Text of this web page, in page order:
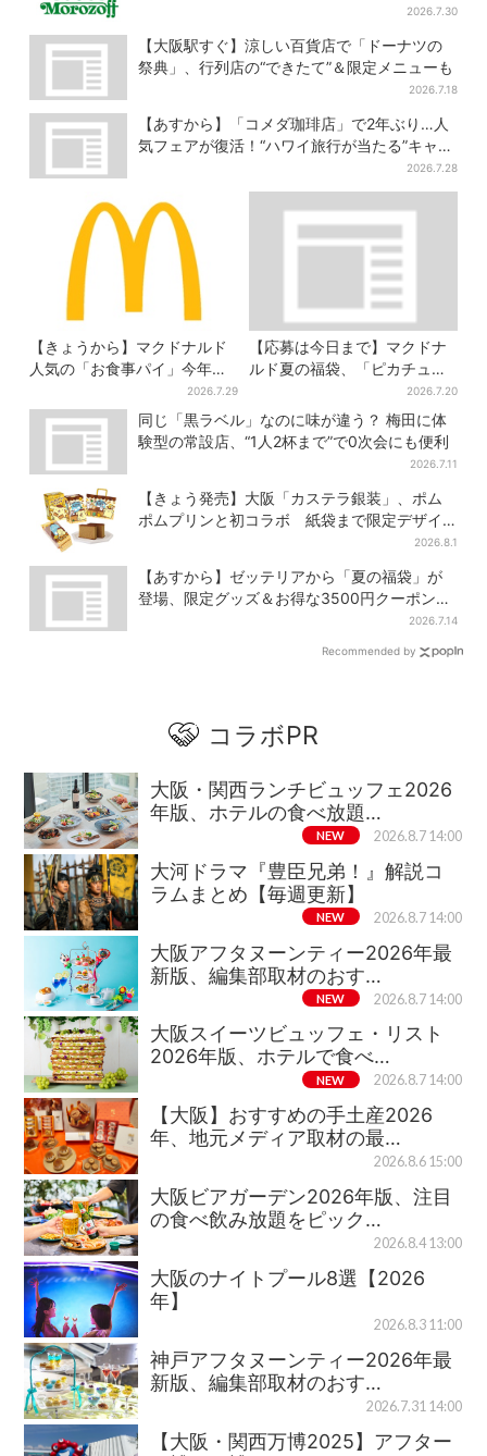
2026.7.30
【大阪駅すぐ】涼しい百貨店で「ドーナツの
祭典」、行列店の“できたて”＆限定メニューも
2026.7.18
【あすから】「コメダ珈琲店」で2年ぶり…人
気フェアが復活！“ハワイ旅行が当たる”キャン
2026.7.28
【きょうから】マクドナルド
人気の「お食事パイ」今年も
登場、熱々とろ～り夏限定メ
ニュー
2026.7.29
【応募は今日まで】マクドナ
ルド夏の福袋、「ピカチュウ
のポテトタイマー」などグッ
ズ3品＆商品券付きで3900円
2026.7.20
同じ「黒ラベル」なのに味が違う？ 梅田に体
験型の常設店、“1人2杯まで”で0次会にも便利
2026.7.11
【きょう発売】大阪「カステラ銀装」、ポム
ポムプリンと初コラボ 紙袋まで限定デザイ
2026.8.1
【あすから】ゼッテリアから「夏の福袋」が
登場、限定グッズ＆お得な3500円クーポン付
2026.7.14
Recommended by
コラボPR
大阪・関西ランチビュッフェ2026
年版、ホテルの食べ放題…
NEW 2026.8.7 14:00
大河ドラマ『豊臣兄弟！』解説コ
ラムまとめ【毎週更新】
NEW 2026.8.7 14:00
大阪アフタヌーンティー2026年最
新版、編集部取材のおす…
NEW 2026.8.7 14:00
大阪スイーツビュッフェ・リスト
2026年版、ホテルで食べ…
NEW 2026.8.7 14:00
【大阪】おすすめの手土産2026
年、地元メディア取材の最…
2026.8.6 15:00
大阪ビアガーデン2026年版、注目
の食べ飲み放題をピック…
2026.8.4 13:00
大阪のナイトプール8選【2026
年】
2026.8.3 11:00
神戸アフタヌーンティー2026年最
新版、編集部取材のおす…
2026.7.31 14:00
【大阪・関西万博2025】アフター